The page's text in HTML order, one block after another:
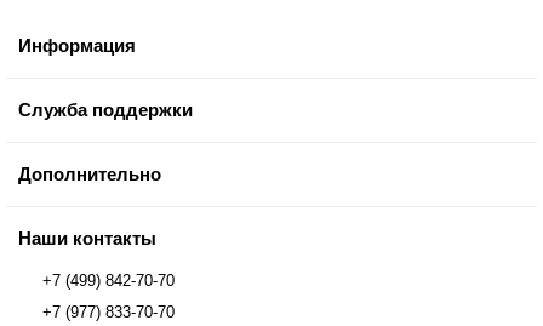
Информация
Служба поддержки
Дополнительно
Наши контакты
+7 (499) 842-70-70
+7 (977) 833-70-70